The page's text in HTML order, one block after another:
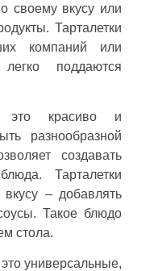
своему вкусу или
Тарталетки
компаний или
поддаются
это красиво и
разнообразной
создавать
Тарталетки
– добавлять
Такое блюдо
стола.
универсальные,